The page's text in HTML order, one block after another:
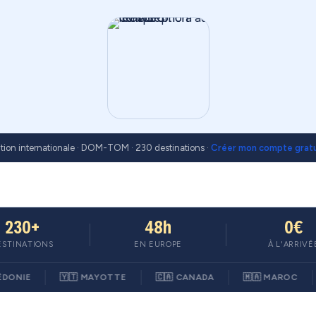
internationale · DOM-TOM · 230 destinations · Créer mon compte
230+ 48h
EN EUROPE
0€
À
🇾🇹 MAYOTTE 🇨🇦 CANADA 🇲🇦 MAROC 🌍